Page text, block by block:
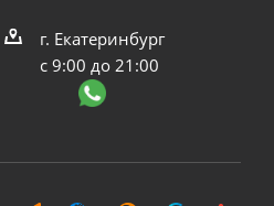
г. Екатеринбург
с 9:00 до 21:00